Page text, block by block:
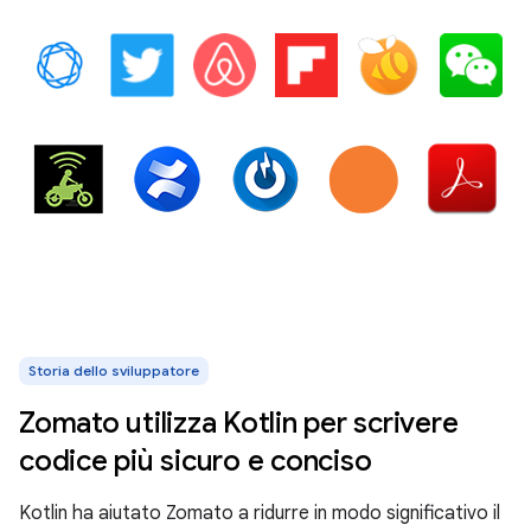
Storia dello sviluppatore
Zomato utilizza Kotlin per scrivere
codice più sicuro e conciso
Kotlin ha aiutato Zomato a ridurre in modo significativo il